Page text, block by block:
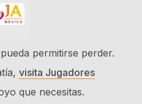
permitirse perder.
visita Jugadores
que necesitas.